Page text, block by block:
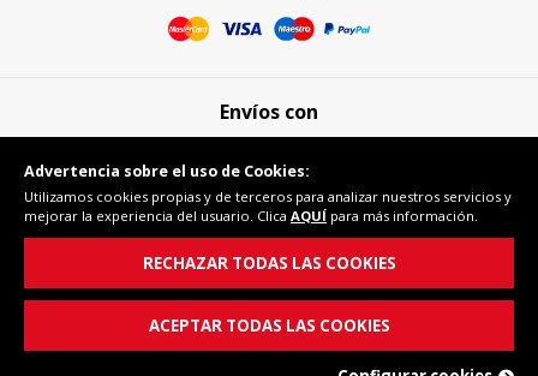
Envíos con
Compra segura
Advertencia sobre el uso de Cookies:
Utilizamos cookies propias y de terceros para analizar nuestros servicios y
mejorar la experiencia del usuario. Clica AQUÍ para más información.
RECHAZAR TODAS LAS COOKIES
ACEPTAR TODAS LAS COOKIES